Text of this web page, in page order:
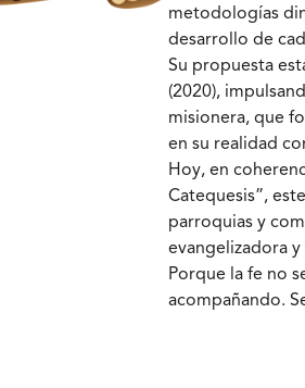
metodologías
desarrollo de
Su propuesta
(2020),
misionera, que
en su realidad
Hoy, en
Catequesis”,
parroquias y
evangelizadora
Porque la fe no
acompañando.